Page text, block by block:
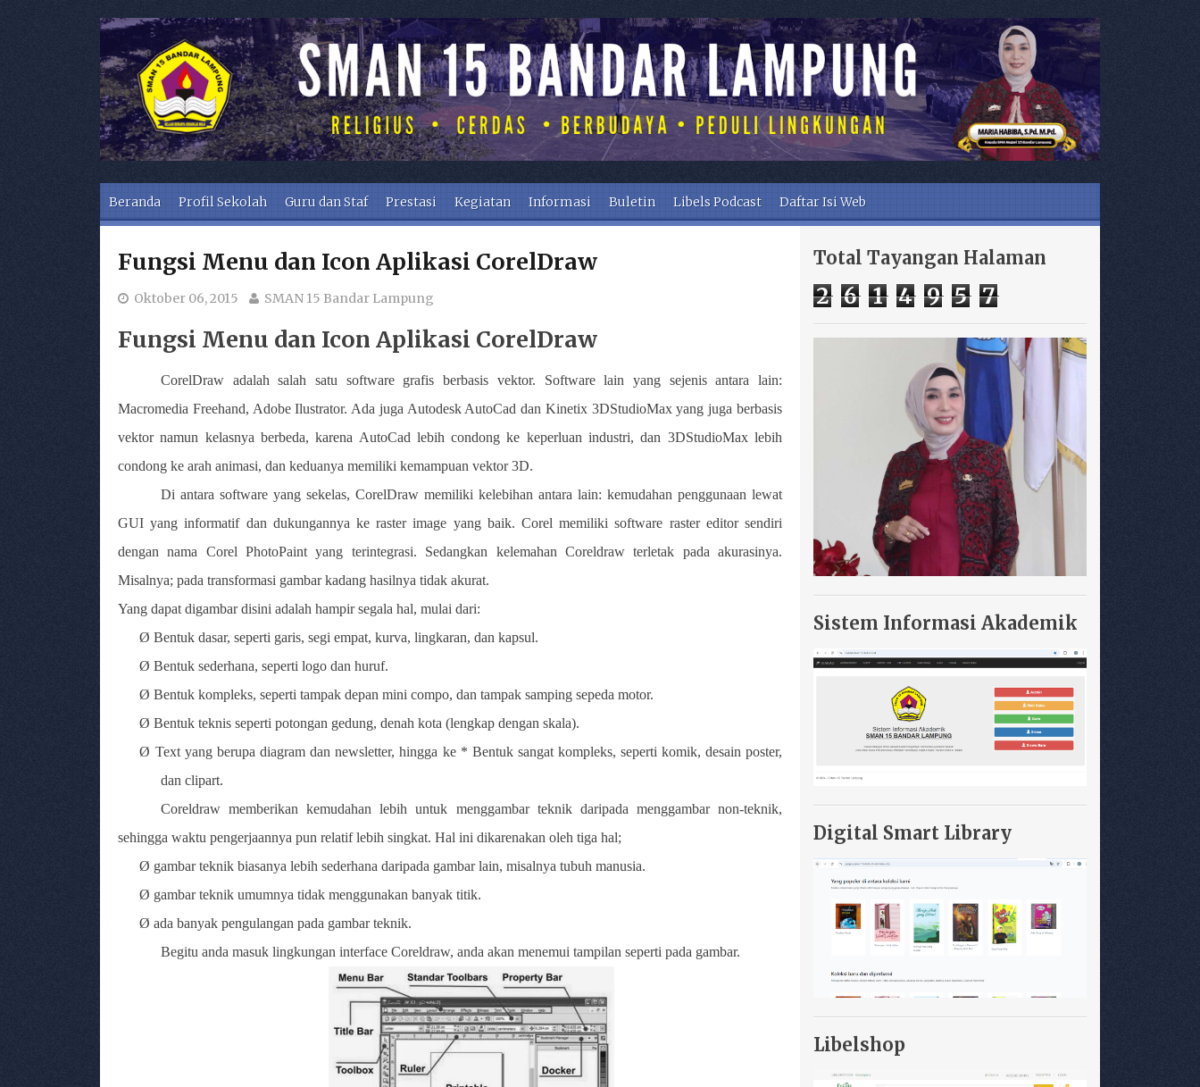
Skip to content
Beranda Profil Sekolah Guru dan Staf Prestasi Kegiatan Informasi Buletin Libels Podcast Daftar Isi Web
Fungsi Menu dan Icon Aplikasi CorelDraw
Oktober 06, 2015 SMAN 15 Bandar Lampung
Fungsi Menu dan Icon Aplikasi CorelDraw
CorelDraw adalah salah satu software grafis berbasis vektor. Software lain yang sejenis antara lain:
Macromedia Freehand, Adobe Ilustrator. Ada juga Autodesk AutoCad dan Kinetix 3DStudioMax yang juga berbasis
vektor namun kelasnya berbeda, karena AutoCad lebih condong ke keperluan industri, dan 3DStudioMax lebih
condong ke arah animasi, dan keduanya memiliki kemampuan vektor 3D.
Di antara software yang sekelas, CorelDraw memiliki kelebihan antara lain: kemudahan penggunaan lewat
GUI yang informatif dan dukungannya ke raster image yang baik. Corel memiliki software raster editor sendiri
dengan nama Corel PhotoPaint yang terintegrasi. Sedangkan kelemahan Coreldraw terletak pada akurasinya.
Misalnya; pada transformasi gambar kadang hasilnya tidak akurat.
Yang dapat digambar disini adalah hampir segala hal, mulai dari:
Ø Bentuk dasar, seperti garis, segi empat, kurva, lingkaran, dan kapsul.
Ø Bentuk sederhana, seperti logo dan huruf.
Ø Bentuk kompleks, seperti tampak depan mini compo, dan tampak samping sepeda motor.
Ø Bentuk teknis seperti potongan gedung, denah kota (lengkap dengan skala).
Ø Text yang berupa diagram dan newsletter, hingga ke * Bentuk sangat kompleks, seperti komik, desain poster,
dan clipart.
Coreldraw memberikan kemudahan lebih untuk menggambar teknik daripada menggambar non-teknik,
sehingga waktu pengerjaannya pun relatif lebih singkat. Hal ini dikarenakan oleh tiga hal;
Ø gambar teknik biasanya lebih sederhana daripada gambar lain, misalnya tubuh manusia.
Ø gambar teknik umumnya tidak menggunakan banyak titik.
Ø ada banyak pengulangan pada gambar teknik.
Begitu anda masuk lingkungan interface Coreldraw, anda akan menemui tampilan seperti pada gambar.
Total Tayangan Halaman
2 6 1 4 9 5 7
Sistem Informasi Akademik
Digital Smart Library
Libelshop